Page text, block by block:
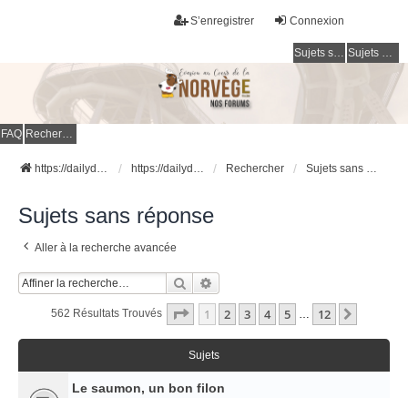
Connexion
S’enregistrer
Sujets sans réponse Sujets actifs
FAQ Rechercher
https://dailydigesthub.com https://dailydigesthub.com Rechercher Sujets sans réponse
Sujets sans réponse
Aller à la recherche avancée
Rechercher
562 Résultats Trouvés Page 1Sur
1 2 3 4 5 … 12
Sujets
Le saumon, un bon filon